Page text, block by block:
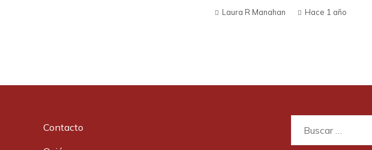
Laura R Manahan Hace 1 año
Contacto